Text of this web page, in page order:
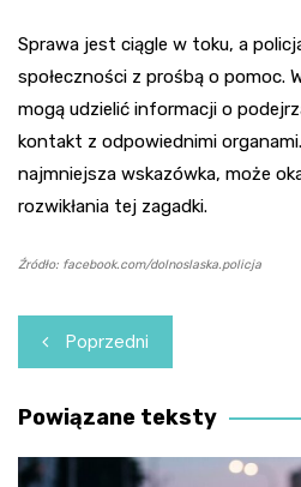
Sprawa jest ciągle w toku, a
społeczności z prośbą o pomoc.
mogą udzielić informacji o
kontakt z odpowiednimi
najmniejsza wskazówka, może
rozwikłania tej zagadki.
Źródło: facebook.com/dolnoslaska.policja
Nawigacja
wpisu
Poprzedni
Powiązane teksty